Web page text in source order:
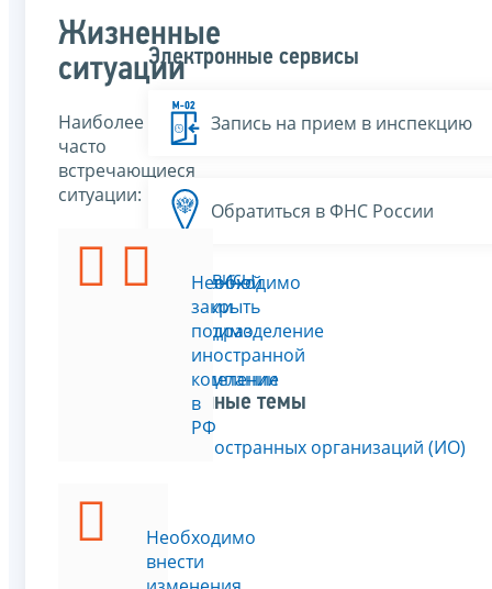
Жизненные
ситуации
Наиболее
часто
встречающиеся
ситуации:
Иностранной
компании
необходимо
создать
подразделение
Необходимо
внести
Необходимо
закрыть
подразделение
иностранной
компании
в
РФ
Электронные сервисы
Запись на прием в инспекцию
Обратиться в ФНС России
Все сервисы
Связанные темы
Учёт иностранных организаций (ИО)